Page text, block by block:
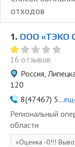
отходов
1. ООО «ТЭКО
16 отзывов
Россия,
120
8(47467) 5...
Региональный
области
Оценка -0!!!